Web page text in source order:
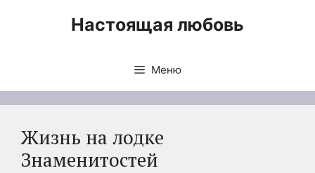
Настоящая любовь
Меню
Жизнь на лодке
Знаменитостей